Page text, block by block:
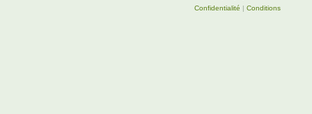
Confidentialité | Conditions